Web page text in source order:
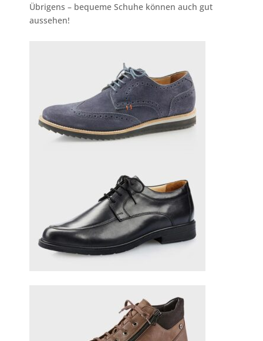
Übrigens – bequeme Schuhe können auch gut
aussehen!